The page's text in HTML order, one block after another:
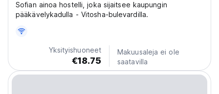
Sofian ainoa hostelli, joka sijaitsee kaupungin
pääkävelykadulla - Vitosha-bulevardilla.
Yksityishuoneet
€18.75
Makuusaleja ei ole
saatavilla